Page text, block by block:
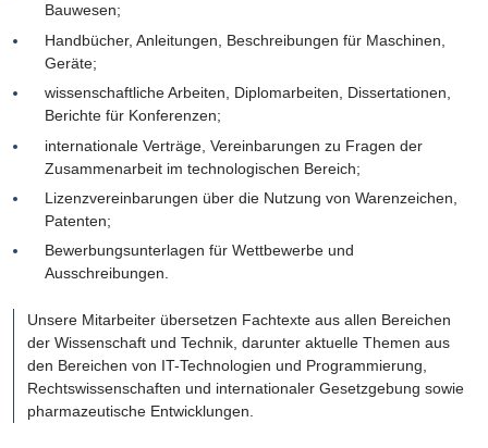
Bauwesen;
Handbücher, Anleitungen, Beschreibungen für Maschinen,
Geräte;
wissenschaftliche Arbeiten, Diplomarbeiten, Dissertationen,
Berichte für Konferenzen;
internationale Verträge, Vereinbarungen zu Fragen der
Zusammenarbeit im technologischen Bereich;
Lizenzvereinbarungen über die Nutzung von Warenzeichen,
Patenten;
Bewerbungsunterlagen für Wettbewerbe und
Ausschreibungen.
Unsere Mitarbeiter übersetzen Fachtexte aus allen Bereichen
der Wissenschaft und Technik, darunter aktuelle Themen aus
den Bereichen von IT-Technologien und Programmierung,
Rechtswissenschaften und internationaler Gesetzgebung sowie
pharmazeutische Entwicklungen.